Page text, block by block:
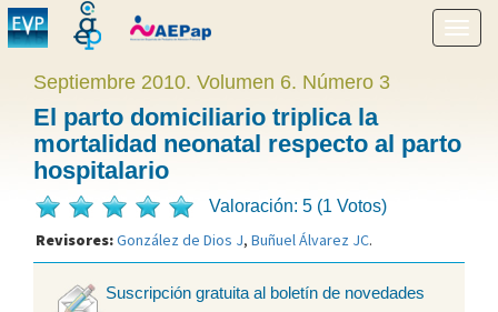
menú
Septiembre 2010. Volumen 6. Número 3
El parto domiciliario triplica la
mortalidad neonatal respecto al parto
hospitalario
Valoración: 5 (1 Votos)
Revisores:González de Dios J, Buñuel Álvarez JC.
Suscripción gratuita al boletín de novedades